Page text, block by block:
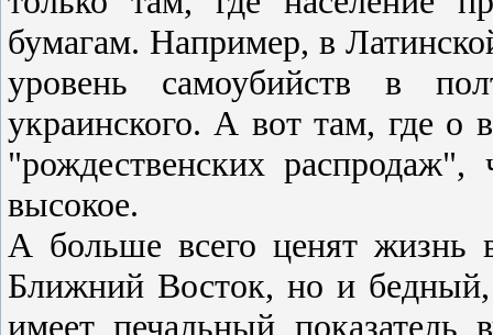
бумагам. Например, в
уровень самоубийств в
украинского. А вот там, где о
"рождественских
высокое.
А больше всего ценят жизнь
Ближний Восток, но и
имеет печальный показатель